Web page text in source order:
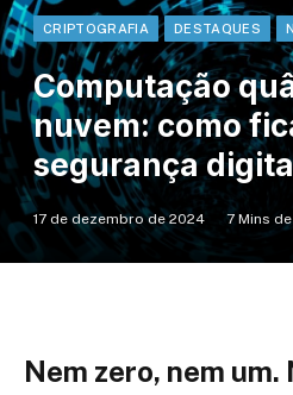
CRIPTOGRAFIA DESTAQUES
Computação
nuvem: como
segurança
17 de dezembro de 2024 7 Mins
Nem zero, nem